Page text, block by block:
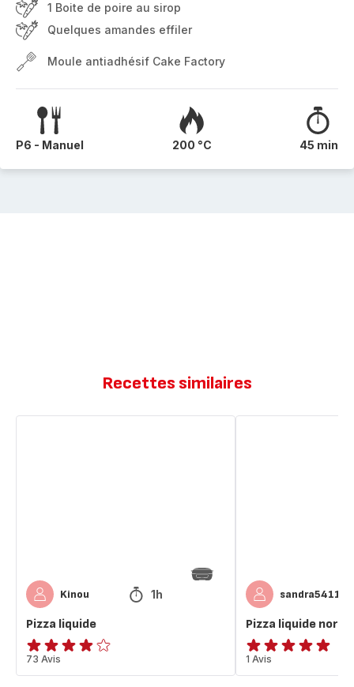
1 Boite de poire au sirop
Quelques amandes effiler
Moule antiadhésif Cake Factory
P6 - Manuel 200 °C 45 min
Recettes similaires
Kinou 1h
Pizza liquide
ratings.3.8
73 Avis
sandra54110
Pizza liquide
Avis
5
1 Avis